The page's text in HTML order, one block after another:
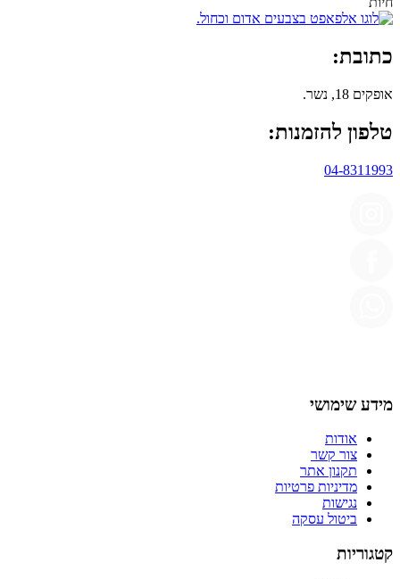
כתובת:
אופקים 18, נשר.
טלפון להזמנות:
04-8311993
מידע שימושי
אודות
צור קשר
תקנון אתר
מדיניות פרטיות
נגישות
ביטול עסקה
קטגוריות